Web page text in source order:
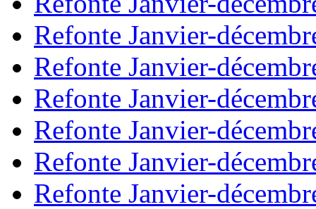
Refonte Janvier-
Refonte Janvier-
Refonte Janvier-
Refonte Janvier-
Refonte Janvier-
Refonte Janvier-